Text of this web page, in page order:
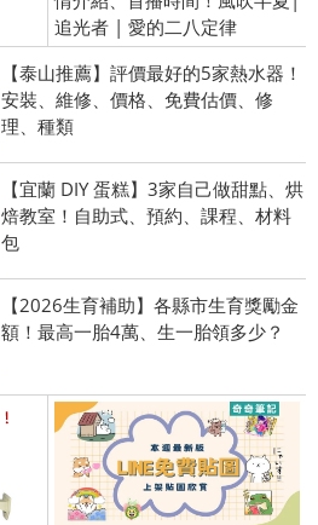
追光者 | 愛的二八定律
【泰山推薦】評價最好的5家熱水器！
安裝、維修、價格、免費估價、修
理、種類
【宜蘭 DIY 蛋糕】3家自己做甜點、烘
焙教室！自助式、預約、課程、材料
包
【2026生育補助】各縣市生育獎勵金
額！最高一胎4萬、生一胎領多少？